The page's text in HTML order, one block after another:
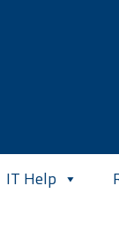
IT Help